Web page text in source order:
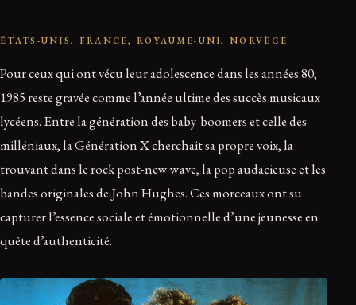
ÉTATS-UNIS, FRANCE, ROYAUME-UNI, NORVÈGE
Pour ceux qui ont vécu leur adolescence dans les années 80,
1985 reste gravée comme l’année ultime des succès musicaux
lycéens. Entre la génération des baby-boomers et celle des
milléniaux, la Génération X cherchait sa propre voix, la
trouvant dans le rock post-new wave, la pop audacieuse et les
bandes originales de John Hughes. Ces morceaux ont su
capturer l’essence sociale et émotionnelle d’une jeunesse en
quête d’authenticité.